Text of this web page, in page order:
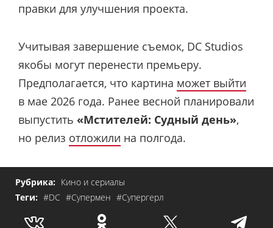
правки для улучшения проекта.
Учитывая завершение съемок, DC Studios
якобы могут перенести премьеру.
Предполагается, что картина может выйти
в мае 2026 года. Ранее весной планировали
выпустить «Мстителей: Судный день»,
но релиз отложили на полгода.
Рубрика: Кино и сериалы
Теги: #DC #Супермен #Супергерл